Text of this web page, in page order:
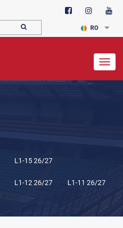
RO
L1-15 26/27
L1-12 26/27 L1-11 26/27